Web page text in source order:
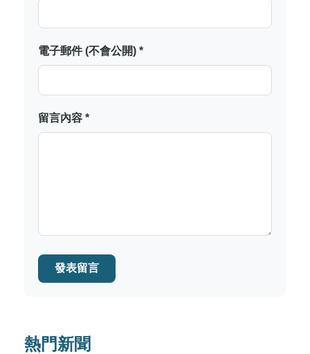
電子郵件 (不會公開) *
留言內容 *
發表留言
熱門新聞